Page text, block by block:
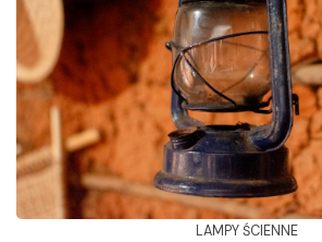
LAMPY ŚCIENNE